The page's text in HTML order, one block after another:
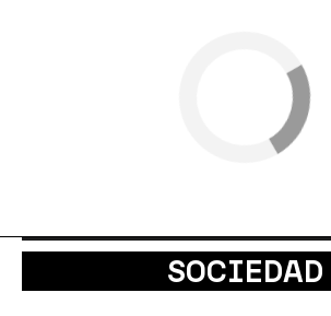
SOCIEDAD